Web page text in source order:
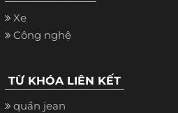
Xe
Công nghệ
TỪ KHÓA LIÊN KẾT
quần jean